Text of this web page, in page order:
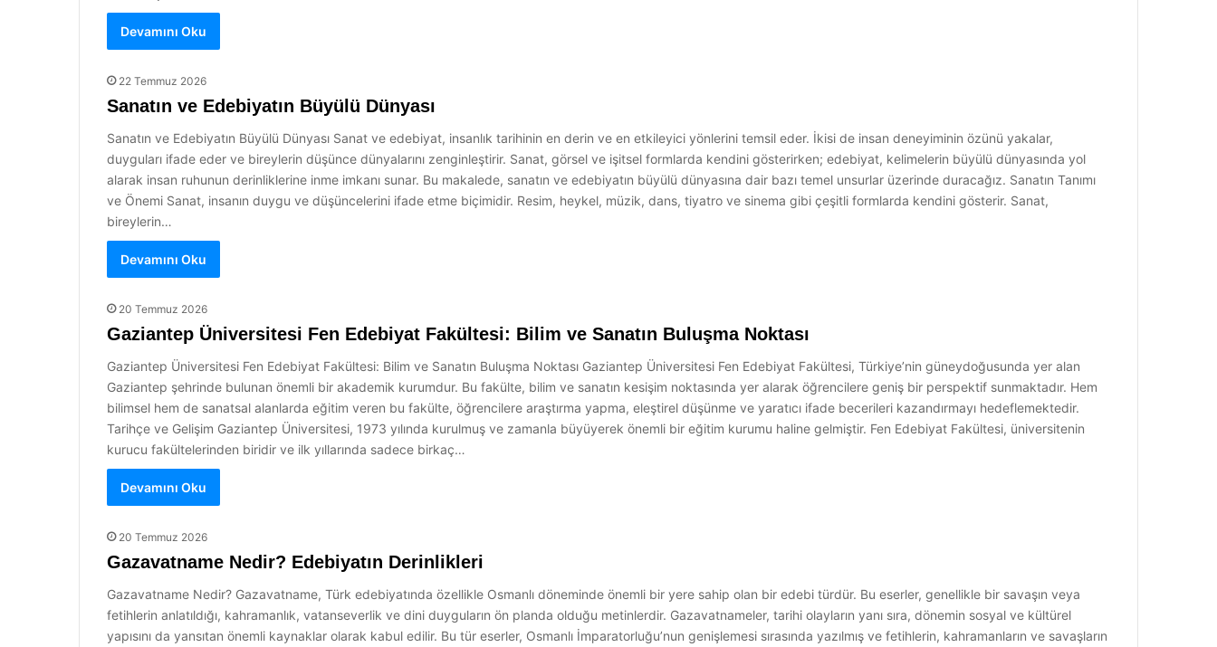
Devamını Oku
22 Temmuz 2026
Sanatın ve Edebiyatın Büyülü Dünyası
Sanatın ve Edebiyatın Büyülü Dünyası Sanat ve edebiyat, insanlık tarihinin en derin ve en etkileyici yönlerini temsil eder. İkisi de insan deneyiminin özünü yakalar,
duyguları ifade eder ve bireylerin düşünce dünyalarını zenginleştirir. Sanat, görsel ve işitsel formlarda kendini gösterirken; edebiyat, kelimelerin büyülü dünyasında yol
alarak insan ruhunun derinliklerine inme imkanı sunar. Bu makalede, sanatın ve edebiyatın büyülü dünyasına dair bazı temel unsurlar üzerinde duracağız. Sanatın Tanımı
ve Önemi Sanat, insanın duygu ve düşüncelerini ifade etme biçimidir. Resim, heykel, müzik, dans, tiyatro ve sinema gibi çeşitli formlarda kendini gösterir. Sanat,
bireylerin…
Devamını Oku
20 Temmuz 2026
Gaziantep Üniversitesi Fen Edebiyat Fakültesi: Bilim ve Sanatın Buluşma Noktası
Gaziantep Üniversitesi Fen Edebiyat Fakültesi: Bilim ve Sanatın Buluşma Noktası Gaziantep Üniversitesi Fen Edebiyat Fakültesi, Türkiye’nin güneydoğusunda yer alan
Gaziantep şehrinde bulunan önemli bir akademik kurumdur. Bu fakülte, bilim ve sanatın kesişim noktasında yer alarak öğrencilere geniş bir perspektif sunmaktadır. Hem
bilimsel hem de sanatsal alanlarda eğitim veren bu fakülte, öğrencilere araştırma yapma, eleştirel düşünme ve yaratıcı ifade becerileri kazandırmayı hedeflemektedir.
Tarihçe ve Gelişim Gaziantep Üniversitesi, 1973 yılında kurulmuş ve zamanla büyüyerek önemli bir eğitim kurumu haline gelmiştir. Fen Edebiyat Fakültesi, üniversitenin
kurucu fakültelerinden biridir ve ilk yıllarında sadece birkaç…
Devamını Oku
20 Temmuz 2026
Gazavatname Nedir? Edebiyatın Derinlikleri
Gazavatname Nedir? Gazavatname, Türk edebiyatında özellikle Osmanlı döneminde önemli bir yere sahip olan bir edebi türdür. Bu eserler, genellikle bir savaşın veya
fetihlerin anlatıldığı, kahramanlık, vatanseverlik ve dini duyguların ön planda olduğu metinlerdir. Gazavatnameler, tarihi olayların yanı sıra, dönemin sosyal ve kültürel
yapısını da yansıtan önemli kaynaklar olarak kabul edilir. Bu tür eserler, Osmanlı İmparatorluğu’nun genişlemesi sırasında yazılmış ve fetihlerin, kahramanların ve savaşların